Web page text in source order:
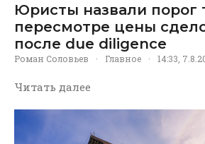
Юристы назвали порог
пересмотре цены
после due diligence
Роман Соловьев · Главное · 14:33,
Читать далее